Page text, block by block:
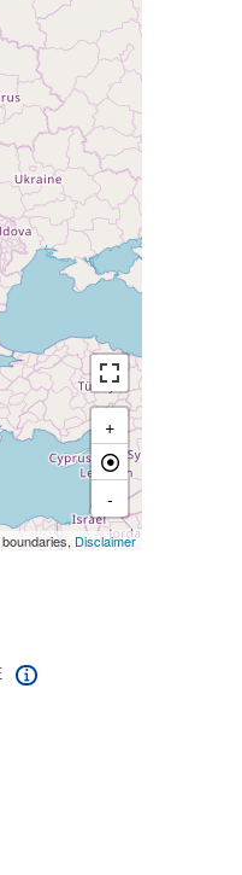
+
-
Disclaimer